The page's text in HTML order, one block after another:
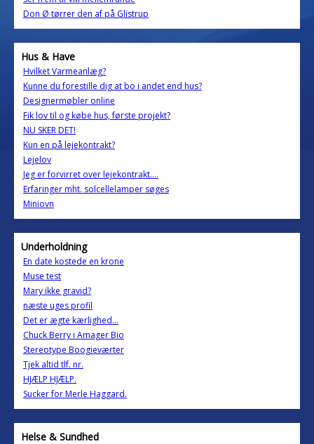
Don Ø tørrer den af på Glistrup
Hus & Have
Hvilket Varmeanlæg?
Kunne du forestille dig at bo i andet end hus?
Designermøbler online
Fik lov til og købe hus, første projekt?
NU SKER DET!
Kun en på lejekontrakt?
Lejelov
Jeg er forvirret over lejekontrakt....
Erfaringer mht. solcellelamper søges
Miniovn
Underholdning
En date kostede en krone
Muse test
Mary ikke gravid?
næste uges profil
Det er ægte kærlighed...
Chuck Berry i Amager Bio
Stereotype Boogieværter
Tjek altid tlf. nr.
HJÆLP HJÆLP.
Sucker for Merle Haggard.
Helse & Sundhed